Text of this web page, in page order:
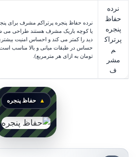
نرده
حفاظ
پنجره
پرتراک
م
مشر
ف
نرده حفاظ پنجره پرتراکم مشرف برای
یا کوچه باریک مشرف هستند طراحی می شود
دید را کمتر می کند و احساس امنیت
حساس در طبقات میانی و بالا مناسب
تومان به ازای هر مترمربع).
حفاظ پنجره